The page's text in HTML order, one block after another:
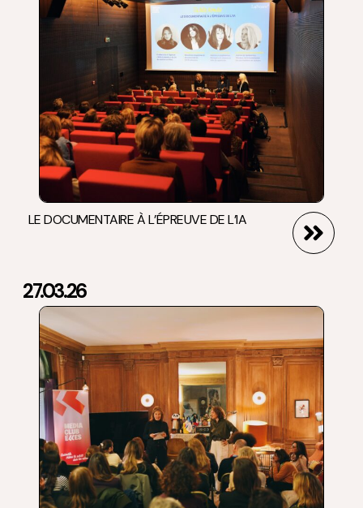
LE DOCUMENTAIRE À L’ÉPREUVE DE L’IA
27.03.26